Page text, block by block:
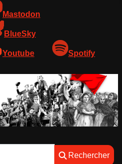
Mastodon
BlueSky
Youtube Spotify
Rechercher